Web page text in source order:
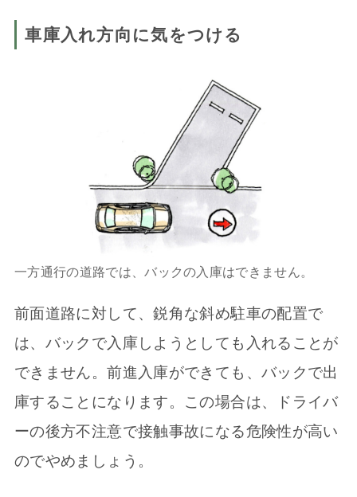
車庫入れ方向に気をつける
一方通行の道路では、バックの入庫はできません。
前面道路に対して、鋭角な斜め駐車の配置で
は、バックで入庫しようとしても入れることが
できません。前進入庫ができても、バックで出
庫することになります。この場合は、ドライバ
ーの後方不注意で接触事故になる危険性が高い
のでやめましょう。